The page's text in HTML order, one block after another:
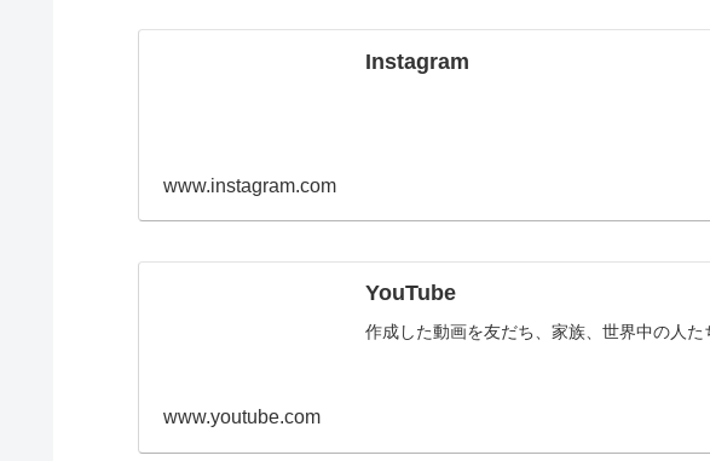
Instagram
www.instagram.com
YouTube
作成した動画を友だち、家族、世界中の人た
www.youtube.com